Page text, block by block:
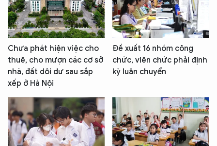
Chưa phát hiện việc cho
thuê, cho mượn các cơ sở
nhà, đất dôi dư sau sắp
xếp ở Hà Nội
Đề xuất 16 nhóm công
chức, viên chức phải định
kỳ luân chuyển